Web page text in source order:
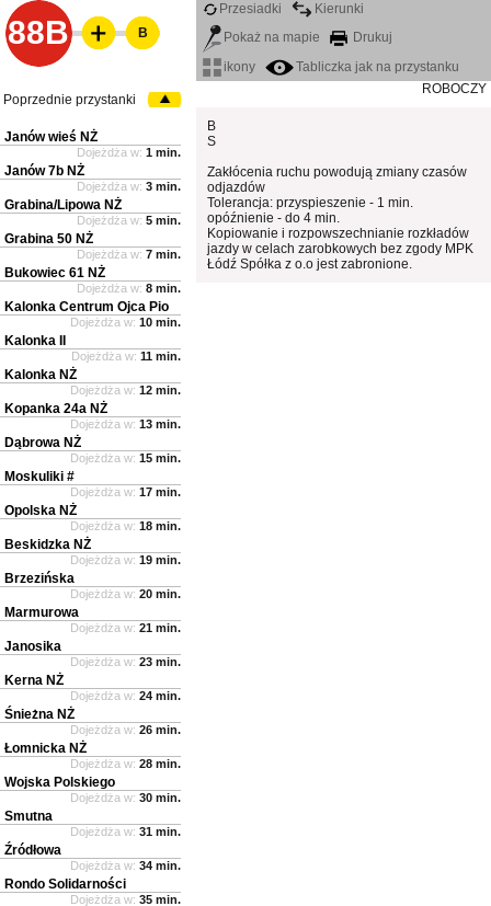
88B
Przesiadki
Kierunki
Pokaż na mapie
Drukuj
ikony
Tabliczka jak na przystanku
ROBOCZY
B
S
Zakłócenia ruchu powodują zmiany czasów
odjazdów
Tolerancja: przyspieszenie - 1 min.
opóźnienie - do 4 min.
Kopiowanie i rozpowszechnianie rozkładów
jazdy w celach zarobkowych bez zgody MPK
Łódź Spółka z o.o jest zabronione.
B
Poprzednie przystanki
Janów wieś NŻ
Dojeżdża w: 1 min.
Janów 7b NŻ
Dojeżdża w: 3 min.
Grabina/Lipowa NŻ
Dojeżdża w: 5 min.
Grabina 50 NŻ
Dojeżdża w: 7 min.
Bukowiec 61 NŻ
Dojeżdża w: 8 min.
Kalonka Centrum Ojca Pio
Dojeżdża w: 10 min.
Kalonka II
Dojeżdża w: 11 min.
Kalonka NŻ
Dojeżdża w: 12 min.
Kopanka 24a NŻ
Dojeżdża w: 13 min.
Dąbrowa NŻ
Dojeżdża w: 15 min.
Moskuliki #
Dojeżdża w: 17 min.
Opolska NŻ
Dojeżdża w: 18 min.
Beskidzka NŻ
Dojeżdża w: 19 min.
Brzezińska
Dojeżdża w: 20 min.
Marmurowa
Dojeżdża w: 21 min.
Janosika
Dojeżdża w: 23 min.
Kerna NŻ
Dojeżdża w: 24 min.
Śnieżna NŻ
Dojeżdża w: 26 min.
Łomnicka NŻ
Dojeżdża w: 28 min.
Wojska Polskiego
Dojeżdża w: 30 min.
Smutna
Dojeżdża w: 31 min.
Źródłowa
Dojeżdża w: 34 min.
Rondo Solidarności
Dojeżdża w: 35 min.